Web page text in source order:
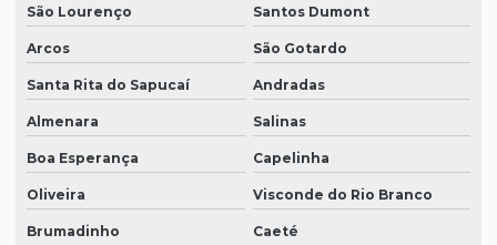
São Lourenço Santos Dumont
Arcos São Gotardo
Santa Rita do Sapucaí Andradas
Almenara Salinas
Boa Esperança Capelinha
Oliveira Visconde do Rio Branco
Brumadinho Caeté